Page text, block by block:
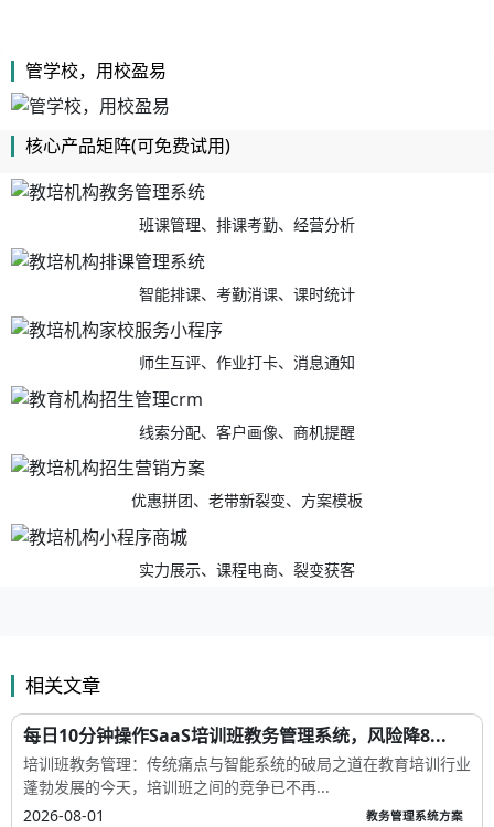
管学校，用校盈易
核心产品矩阵(可免费试用)
班课管理、排课考勤、经营分析
智能排课、考勤消课、课时统计
师生互评、作业打卡、消息通知
线索分配、客户画像、商机提醒
优惠拼团、老带新裂变、方案模板
实力展示、课程电商、裂变获客
相关文章
每日10分钟操作SaaS培训班教务管理系统，风险降8...
培训班教务管理：传统痛点与智能系统的破局之道在教育培训行业
蓬勃发展的今天，培训班之间的竞争已不再...
2026-08-01
教务管理系统方案